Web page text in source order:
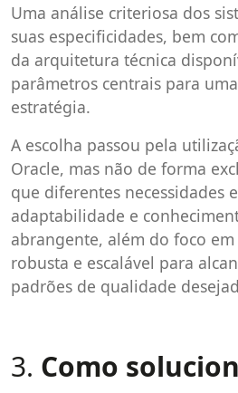
Uma análise criteriosa dos
suas especificidades, bem
da arquitetura técnica
parâmetros centrais para
estratégia.
A escolha passou pela
Oracle, mas não de forma
que diferentes necessidades
adaptabilidade e
abrangente, além do foco
robusta e escalável para
padrões de qualidade
3. Como